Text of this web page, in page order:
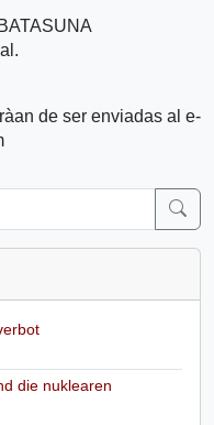
de ser enviadas al e-
die nuklearen